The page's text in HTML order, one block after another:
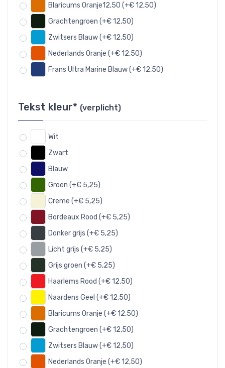
Blaricums Oranje12,50 (+€ 12,50)
Grachtengroen (+€ 12,50)
Zwitsers Blauw (+€ 12,50)
Nederlands Oranje (+€ 12,50)
Frans Ultra Marine Blauw (+€ 12,50)
Tekst kleur* (verplicht)
Wit
Zwart
Blauw
Groen (+€ 5,25)
Creme (+€ 5,25)
Bordeaux Rood (+€ 5,25)
Donker grijs (+€ 5,25)
Licht grijs (+€ 5,25)
Grijs groen (+€ 5,25)
Haarlems Rood (+€ 12,50)
Naardens Geel (+€ 12,50)
Blaricums Oranje (+€ 12,50)
Grachtengroen (+€ 12,50)
Zwitsers Blauw (+€ 12,50)
Nederlands Oranje (+€ 12,50)